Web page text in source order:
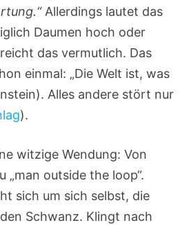
Allerdings lautet das
Daumen hoch oder
das vermutlich. Das
einmal: „Die Welt ist, was
Alles andere stört nur
).
witzige Wendung: Von
„man outside the loop“.
sich um sich selbst, die
Schwanz. Klingt nach